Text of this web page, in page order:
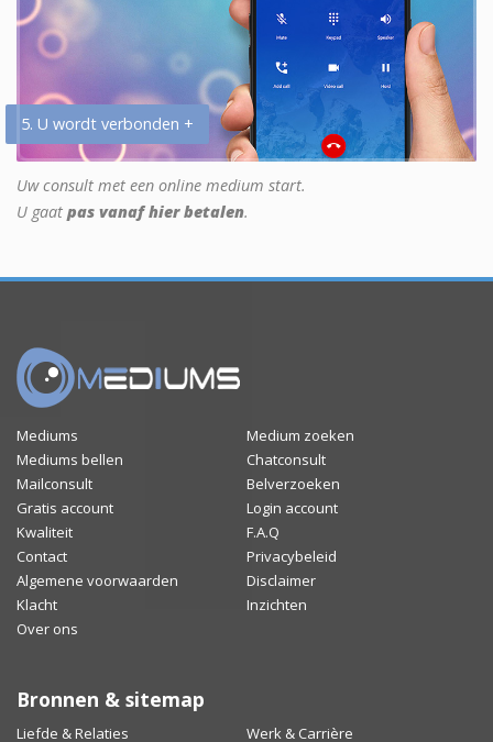
5. U wordt verbonden +
Uw consult met een online medium start.
U gaat pas vanaf hier betalen.
Mediums
Medium zoeken
Mediums bellen
Chatconsult
Mailconsult
Belverzoeken
Gratis account
Login account
Kwaliteit
F.A.Q
Contact
Privacybeleid
Algemene voorwaarden
Disclaimer
Klacht
Inzichten
Over ons
Bronnen & sitemap
Liefde & Relaties Werk & Carrière